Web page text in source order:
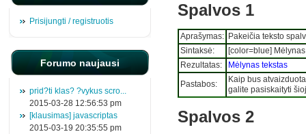
Prisijungti / registruotis
Forumo naujausi
prid?ti klas? ?vykus scro...
2015-03-28 12:56:53 pm
[klausimas] javascriptas
2015-03-19 20:35:55 pm
Spalvos 1
Aprašymas: Pakeičia teksto
Sintaksė:
[color=blue]
Rezultatas:
Mėlynas tekstas
Pastabos:
Kaip bus
galite pasiskaityti
Spalvos 2